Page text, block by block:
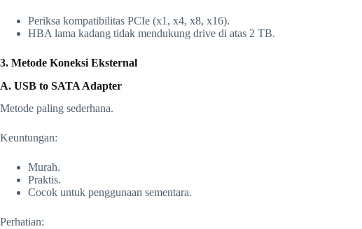
Periksa kompatibilitas PCIe (x1, x4, x8, x16).
HBA lama kadang tidak mendukung drive di atas 2 TB.
3. Metode Koneksi Eksternal
A. USB to SATA Adapter
Metode paling sederhana.
Keuntungan:
Murah.
Praktis.
Cocok untuk penggunaan sementara.
Perhatian: